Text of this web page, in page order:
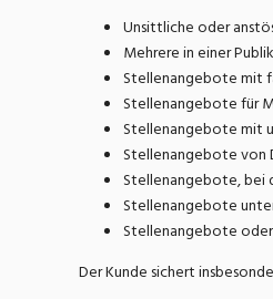
Unsittliche oder
Mehrere in einer
Stellenangebote mit
Stellenangebote für
Stellenangebote mit
Stellenangebote von
Stellenangebote, bei
Stellenangebote
Stellenangebote oder
Der Kunde sichert